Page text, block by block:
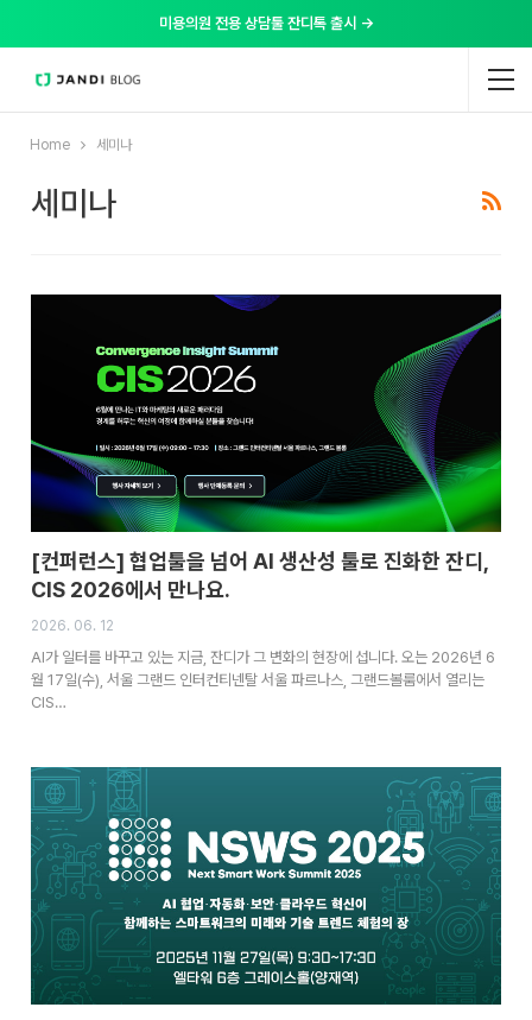
미용의원 전용 상담툴 잔디톡 출시 →
Home 세미나
세미나
[컨퍼런스] 협업툴을 넘어 AI 생산성 툴로 진화한 잔디,
CIS 2026에서 만나요.
2026. 06. 12
AI가 일터를 바꾸고 있는 지금, 잔디가 그 변화의 현장에 섭니다. 오는 2026년 6
월 17일(수), 서울 그랜드 인터컨티넨탈 서울 파르나스, 그랜드볼룸에서 열리는
CIS…